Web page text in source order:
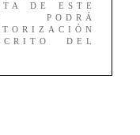
DE ESTE
PODRÁ
DEL